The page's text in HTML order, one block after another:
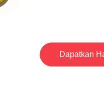
Dapatkan